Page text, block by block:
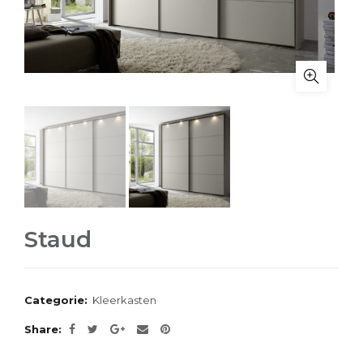
Staud
Categorie: Kleerkasten
Share